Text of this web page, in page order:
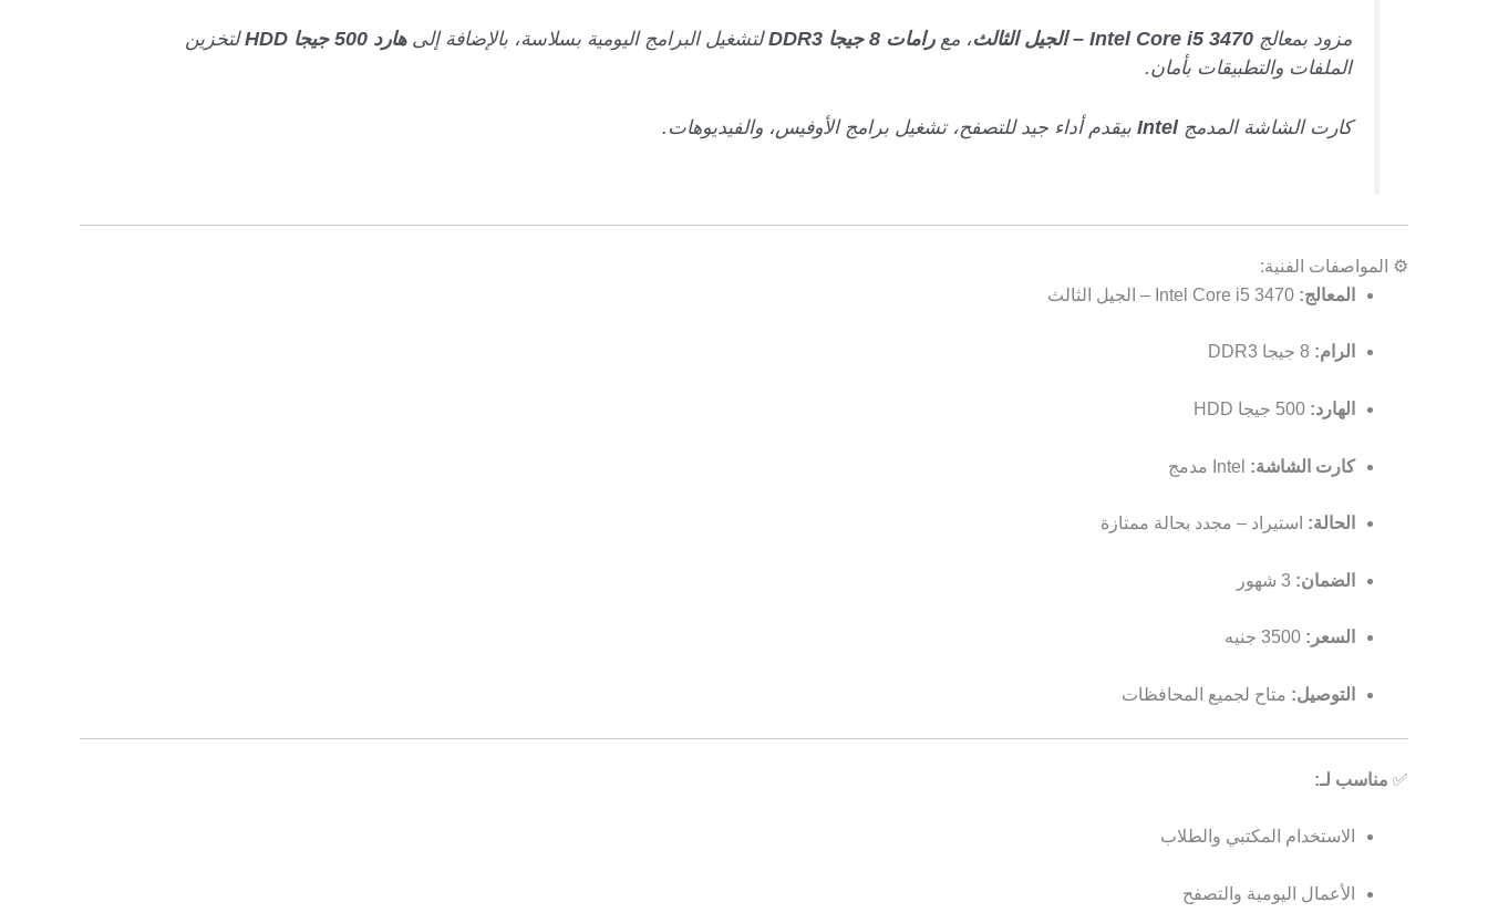
مزود بمعالجIntel Core i5 3470 – الجيل الثالث ، معرامات 8 جيجا DDR3 لتشغيل البرامج اليومية بسلاسة، بالإضافة إلىهارد 500 جيجا HDD
لتخزين
الملفات والتطبيقات بأمان.
كارت الشاشة المدمجIntel بيقدم أداء جيد للتصفح، تشغيل برامج الأوفيس، والفيديوهات.
⚙️ المواصفات الفنية:
المعالج:
الرام:
الهارد:
كارت الشاشة:
الحالة: استيراد – مجدد بحالة ممتازة
الضمان:
السعر:
التوصيل: متاح لجميع المحافظات
✅ مناسب لـ:
الاستخدام المكتبي والطلاب
الأعمال اليومية والتصفح